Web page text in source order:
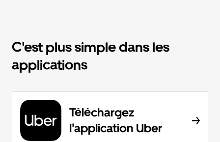
C'est plus simple dans les
applications
Téléchargez
l'application Uber